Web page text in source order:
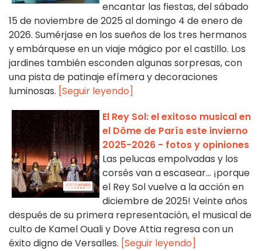
encantar las fiestas, del sábado
15 de noviembre de 2025 al domingo 4 de enero de
2026. Sumérjase en los sueños de los tres hermanos
y embárquese en un viaje mágico por el castillo. Los
jardines también esconden algunas sorpresas, con
una pista de patinaje efímera y decoraciones
luminosas. [Seguir leyendo]
El Rey Sol: el exitoso musical en
el Dôme de París este invierno
2025-2026 - fotos y opiniones
Las pelucas empolvadas y los
corsés van a escasear... ¡porque
el Rey Sol vuelve a la acción en
diciembre de 2025! Veinte años
después de su primera representación, el musical de
culto de Kamel Ouali y Dove Attia regresa con un
éxito digno de Versalles. [Seguir leyendo]